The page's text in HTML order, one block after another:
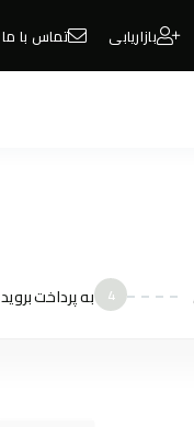
بازاریابی تماس با ما
4 به پرداخت بروید